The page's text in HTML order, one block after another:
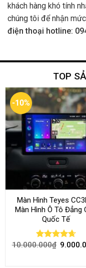
khách hàng khó tính
chúng tôi để nhận
điện thoại hotline:
TOP
-10%
Màn Hình Teyes
Màn Hình Ô Tô Đẳng
Quốc Tế
Rated 4.68
10.000.000₫